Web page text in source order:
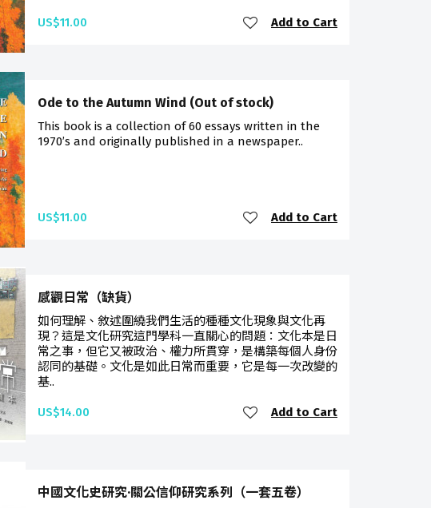
US$11.00 Add to Cart
Ode to the Autumn Wind (Out of stock)
This book is a collection of 60 essays written in the
1970’s and originally published in a newspaper..
US$11.00 Add to Cart
感觀日常（缺貨）
如何理解、敘述圍繞我們生活的種種文化現象與文化再
現？這是文化研究這門學科一直關心的問題：文化本是日
常之事，但它又被政治、權力所貫穿，是構築每個人身份
認同的基礎。文化是如此日常而重要，它是每一次改變的
基..
US$14.00 Add to Cart
中國文化史研究·關公信仰研究系列（一套五卷）